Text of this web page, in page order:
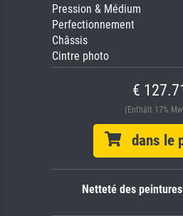
Pression & Médium
Perfectionnement
Châssis
Cintre photo
€
(Enthält 17%
dans le
Netteté des peintures